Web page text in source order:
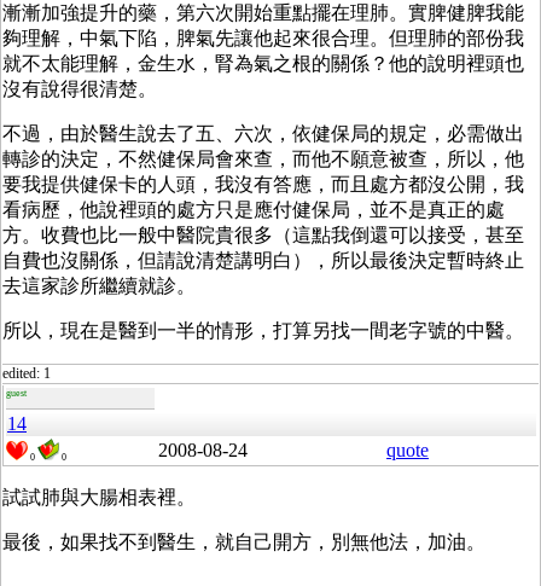
漸漸加強提升的藥，第六次開始重點擺在理肺。實脾健脾我能
夠理解，中氣下陷，脾氣先讓他起來很合理。但理肺的部份我
就不太能理解，金生水，腎為氣之根的關係？他的說明裡頭也
沒有說得很清楚。
不過，由於醫生說去了五、六次，依健保局的規定，必需做出
轉診的決定，不然健保局會來查，而他不願意被查，所以，他
要我提供健保卡的人頭，我沒有答應，而且處方都沒公開，我
看病歷，他說裡頭的處方只是應付健保局，並不是真正的處
方。收費也比一般中醫院貴很多（這點我倒還可以接受，甚至
自費也沒關係，但請說清楚講明白），所以最後決定暫時終止
去這家診所繼續就診。
所以，現在是醫到一半的情形，打算另找一間老字號的中醫。
edited: 1
guest
14
0 0 2008-08-24 quote
試試肺與大腸相表裡。
最後，如果找不到醫生，就自己開方，別無他法，加油。